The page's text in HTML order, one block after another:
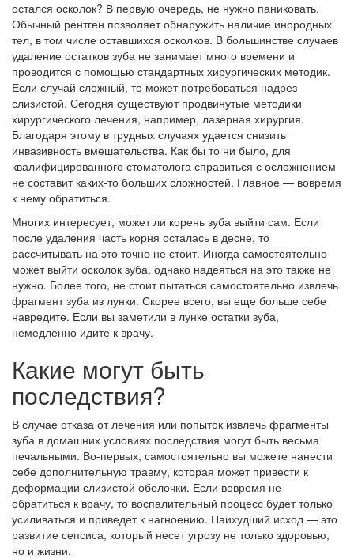
остался осколок? В первую очередь, не нужно паниковать.
Обычный рентген позволяет обнаружить наличие инородных
тел, в том числе оставшихся осколков. В большинстве случаев
удаление остатков зуба не занимает много времени и
проводится с помощью стандартных хирургических методик.
Если случай сложный, то может потребоваться надрез
слизистой. Сегодня существуют продвинутые методики
хирургического лечения, например, лазерная хирургия.
Благодаря этому в трудных случаях удается снизить
инвазивность вмешательства. Как бы то ни было, для
квалифицированного стоматолога справиться с осложнением
не составит каких-то больших сложностей. Главное — вовремя
к нему обратиться.
Многих интересует, может ли корень зуба выйти сам. Если
после удаления часть корня осталась в десне, то
рассчитывать на это точно не стоит. Иногда самостоятельно
может выйти осколок зуба, однако надеяться на это также не
нужно. Более того, не стоит пытаться самостоятельно извлечь
фрагмент зуба из лунки. Скорее всего, вы еще больше себе
навредите. Если вы заметили в лунке остатки зуба,
немедленно идите к врачу.
Какие могут быть
последствия?
В случае отказа от лечения или попыток извлечь фрагменты
зуба в домашних условиях последствия могут быть весьма
печальными. Во-первых, самостоятельно вы можете нанести
себе дополнительную травму, которая может привести к
деформации слизистой оболочки. Если вовремя не
обратиться к врачу, то воспалительный процесс будет только
усиливаться и приведет к нагноению. Наихудший исход — это
развитие сепсиса, который несет угрозу не только здоровью,
но и жизни.